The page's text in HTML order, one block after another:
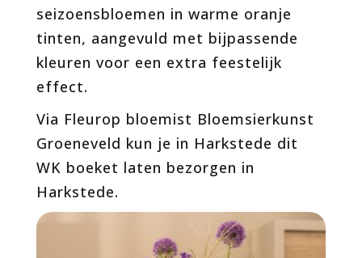
seizoensbloemen in warme oranje
tinten, aangevuld met bijpassende
kleuren voor een extra feestelijk
effect.
Via Fleurop bloemist Bloemsierkunst
Groeneveld kun je in Harkstede dit
WK boeket laten bezorgen in
Harkstede.